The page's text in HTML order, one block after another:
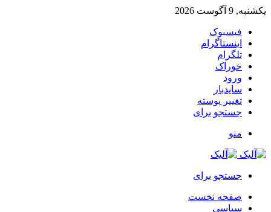
یکشنبه, 9 آگوست 2026
فیسبوک
اینستاگرام
تلگرام
خوراک
ورود
سایدبار
تغییر پوسته
جستجو برای
منو
جستجو برای
صفحه نخست
سیاسی